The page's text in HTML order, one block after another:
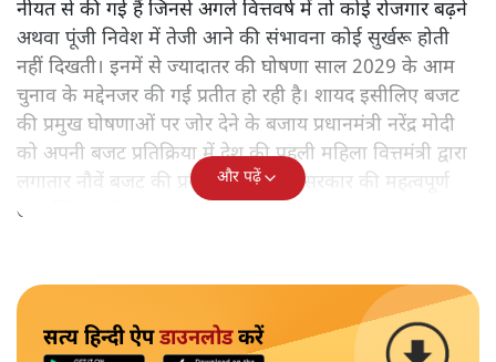
नीयत से की गई हैं जिनसे अगले वित्तवर्ष में तो कोई रोजगार बढ़ने
अथवा पूंजी निवेश में तेजी आने की संभावना कोई सुर्खरू होती
नहीं दिखती। इनमें से ज्यादातर की घोषणा साल 2029 के आम
चुनाव के मद्देनजर की गई प्रतीत हो रही है। शायद इसीलिए बजट
की प्रमुख घोषणाओं पर जोर देने के बजाय प्रधानमंत्री नरेंद्र मोदी
को अपनी बजट प्रतिक्रिया में देश की पहली महिला वित्तमंत्री द्वारा
लगातार नौवें बजट की प्रस्तुति को अपनी सरकार की महत्वपूर्ण
उपलब्धि बताने पर मजबूर होना पड़ा।
और पढ़ें
सत्य हिन्दी ऐपडाउनलोडकरें